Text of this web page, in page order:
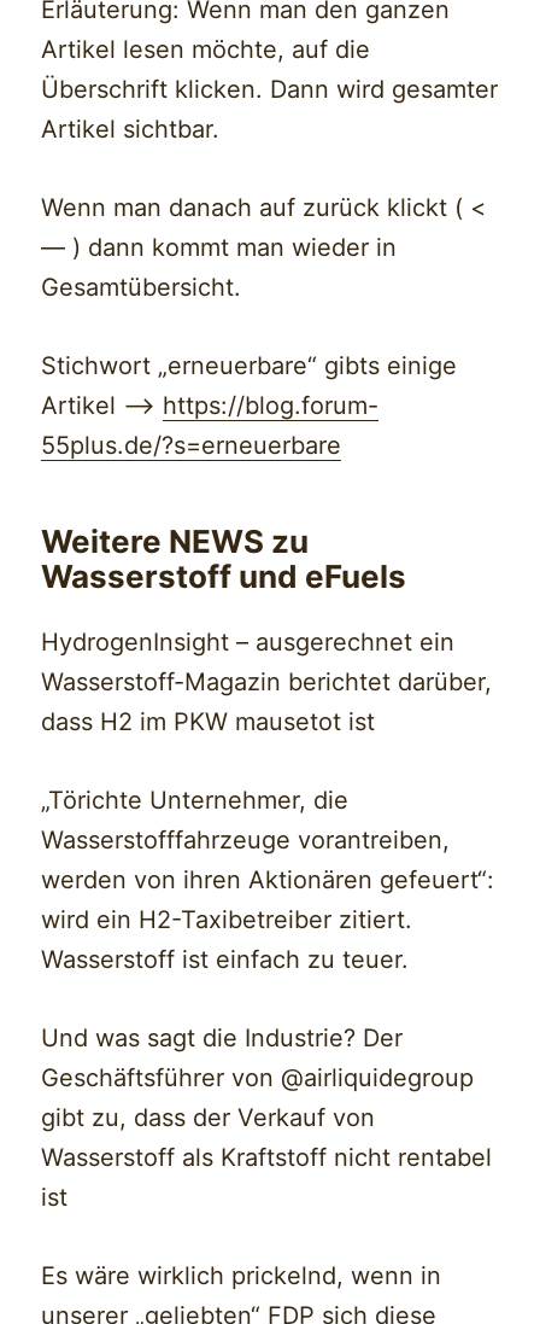
Erläuterung: Wenn man den ganzen
Artikel lesen möchte, auf die
Überschrift klicken. Dann wird gesamter
Artikel sichtbar.
Wenn man danach auf zurück klickt ( <
— ) dann kommt man wieder in
Gesamtübersicht.
Stichwort „erneuerbare“ gibts einige
Artikel —> https://blog.forum-
55plus.de/?s=erneuerbare
Weitere NEWS zu
Wasserstoff und eFuels
HydrogenInsight – ausgerechnet ein
Wasserstoff-Magazin berichtet darüber,
dass H2 im PKW mausetot ist
„Törichte Unternehmer, die
Wasserstofffahrzeuge vorantreiben,
werden von ihren Aktionären gefeuert“:
wird ein H2-Taxibetreiber zitiert.
Wasserstoff ist einfach zu teuer.
Und was sagt die Industrie? Der
Geschäftsführer von @airliquidegroup
gibt zu, dass der Verkauf von
Wasserstoff als Kraftstoff nicht rentabel
ist
Es wäre wirklich prickelnd, wenn in
unserer „geliebten“ FDP sich diese